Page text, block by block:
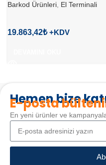
Barkod Ürünleri El Terminali
19.863,42₺
Hemen bize
E-posta
En yeni ürünler ve